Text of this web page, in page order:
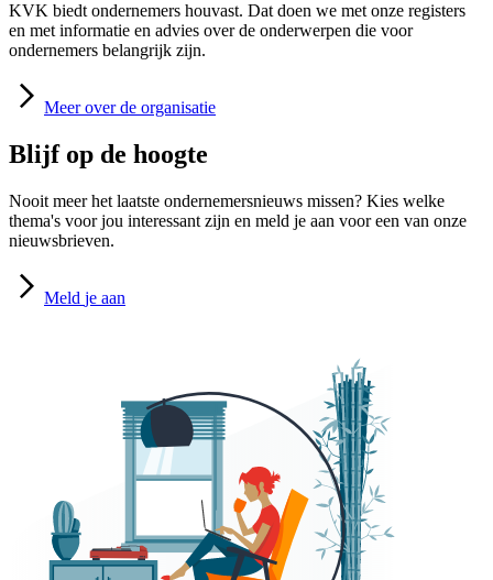
KVK biedt ondernemers houvast. Dat doen we met onze registers
en met informatie en advies over de onderwerpen die voor
ondernemers belangrijk zijn.
Meer over de organisatie
Blijf op de hoogte
Nooit meer het laatste ondernemersnieuws missen? Kies welke
thema's voor jou interessant zijn en meld je aan voor een van onze
nieuwsbrieven.
Meld je aan